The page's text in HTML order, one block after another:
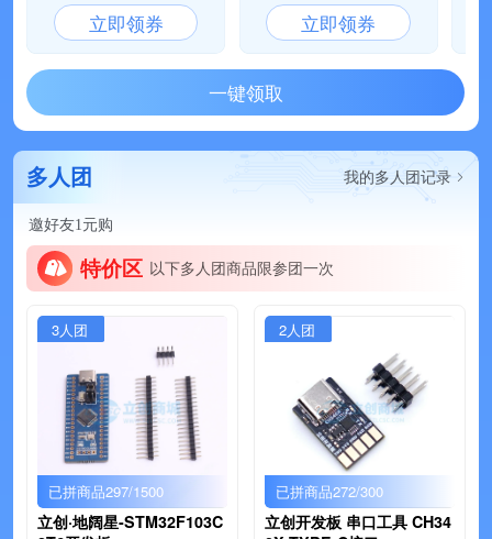
立即领券 立即领券
一键领取
多人团 我的多人团记录 
邀好友1元购
特价区 以下多人团商品限参团一次
3人团
已拼商品297/1500
立创·地阔星-STM32F103C
2人团
已拼商品272/300
立创开发板 串口工具 CH34